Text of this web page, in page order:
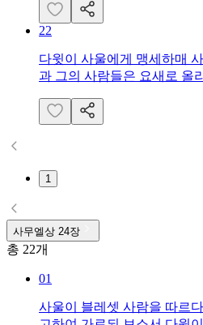
22
다윗이 사울에게 맹세하매
과 그의 사람들은 요새로 올
1
사무엘상 24장
총 22개
01
사울이 블레셋 사람을 따르